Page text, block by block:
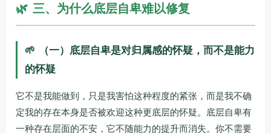
🌿 三、为什么底层自卑难以修复
🌱
（一）底层自卑是对归属感的怀疑，而不是能力
的怀疑
它不是我能做到，只是我害怕这种程度的紧张，而是我不确
定我的存在本身是否被欢迎这种更底层的怀疑。底层自卑有
一种存在层面的不安，它不随能力的提升而消失。你不需要